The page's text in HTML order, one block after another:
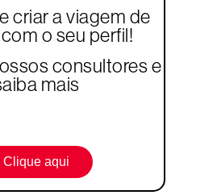
criar a viagem de
o seu perfil!
consultores e
mais
Clique aqui